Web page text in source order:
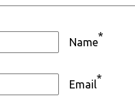
Name*
Email*